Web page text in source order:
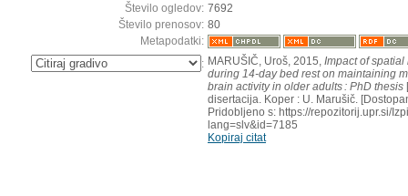
Število ogledov: 7692
Število prenosov: 80
Metapodatki:
: MARUŠIČ, Uroš, 2015, Impact of
during 14-day bed rest on maintaining
brain activity in older adults : PhD thesis
disertacija. Koper : U. Marušič.
Pridobljeno s: https://repozitorij.upr.si/
lang=slv&id=7185
Kopiraj citat